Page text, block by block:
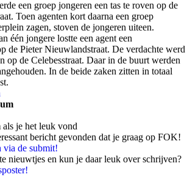
een groep jongeren een tas te roven op de
Toen agenten kort daarna een groep
zagen, stoven de jongeren uiteen.
één jongere lostte een agent een
de Pieter Nieuwlandstraat. De verdachte werd
op de Celebesstraat. Daar in de buurt werden
In de beide zaken zitten in totaal
je het leuk vond
bericht gevonden dat je graag op FOK!
via de submit!
nieuwtjes en kun je daar leuk over schrijven?